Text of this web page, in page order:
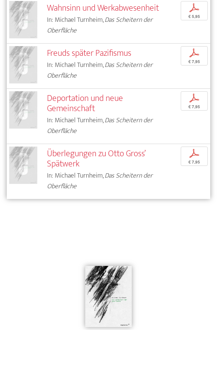
Wahnsinn und Werkabwesenheit
In: Michael Turnheim,Das Scheitern der
Oberfläche
p
€ 5,95
Freuds später Pazifismus
In: Michael Turnheim,Das Scheitern der
Oberfläche
p
€ 7,95
Deportation und neue
Gemeinschaft
In: Michael Turnheim,Das Scheitern der
Oberfläche
p
€ 7,95
Überlegungen zu Otto Gross’
Spätwerk
In: Michael Turnheim,Das Scheitern der
Oberfläche
p
€ 7,95